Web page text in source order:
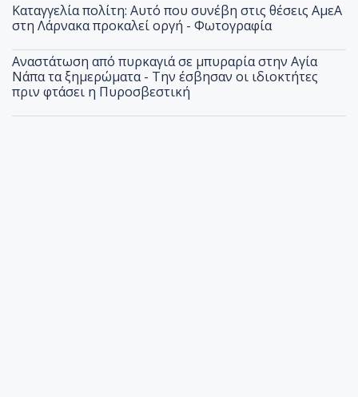
Καταγγελία πολίτη: Αυτό που συνέβη στις θέσεις ΑμεΑ
στη Λάρνακα προκαλεί οργή - Φωτογραφία
Αναστάτωση από πυρκαγιά σε μπυραρία στην Αγία
Νάπα τα ξημερώματα - Την έσβησαν οι ιδιοκτήτες
πριν φτάσει η Πυροσβεστική